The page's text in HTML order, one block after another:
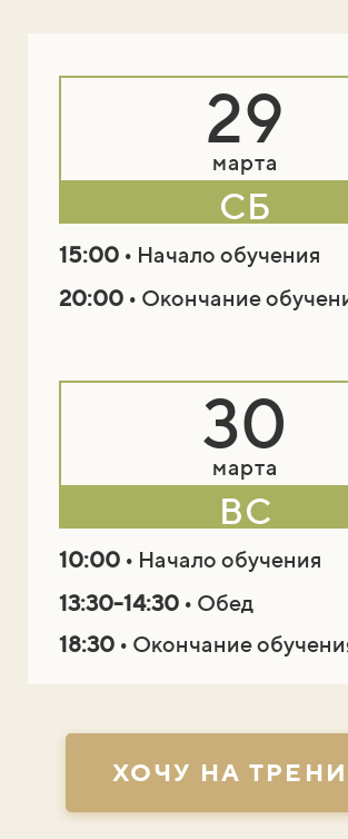
29
марта
СБ
15:00 • Начало обучения
20:00 • Окончание
30
марта
ВС
10:00 • Начало обучения
13:30-14:30 • Обед
18:30 • Окончание
ХОЧУ НА